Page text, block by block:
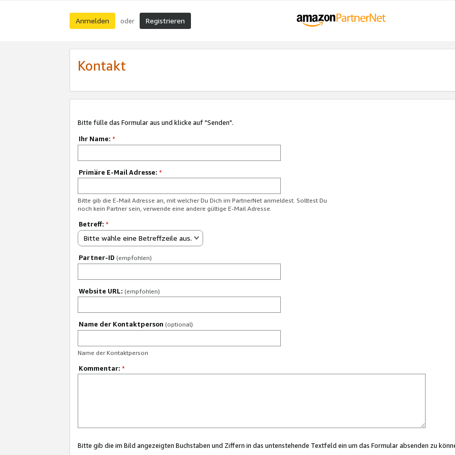
Anmelden oder Registrieren
Kontakt
Bitte fülle das Formular aus und klicke auf "Senden".
Ihr Name: *
Primäre E-Mail Adresse: *
Bitte gib die E-Mail Adresse an, mit welcher Du Dich im PartnerNet anmeldest. Solltest Du
noch kein Partner sein, verwende eine andere gültige E-Mail Adresse.
Betreff: *
Bitte wähle eine Betreffzeile aus.
Partner-ID (empfohlen)
Website URL: (empfohlen)
Name der Kontaktperson (optional)
Name der Kontaktperson
Kommentar: *
Bitte gib die im Bild angezeigten Buchstaben und Ziffern in das untenstehende Textfeld ein um das Formular absenden zu